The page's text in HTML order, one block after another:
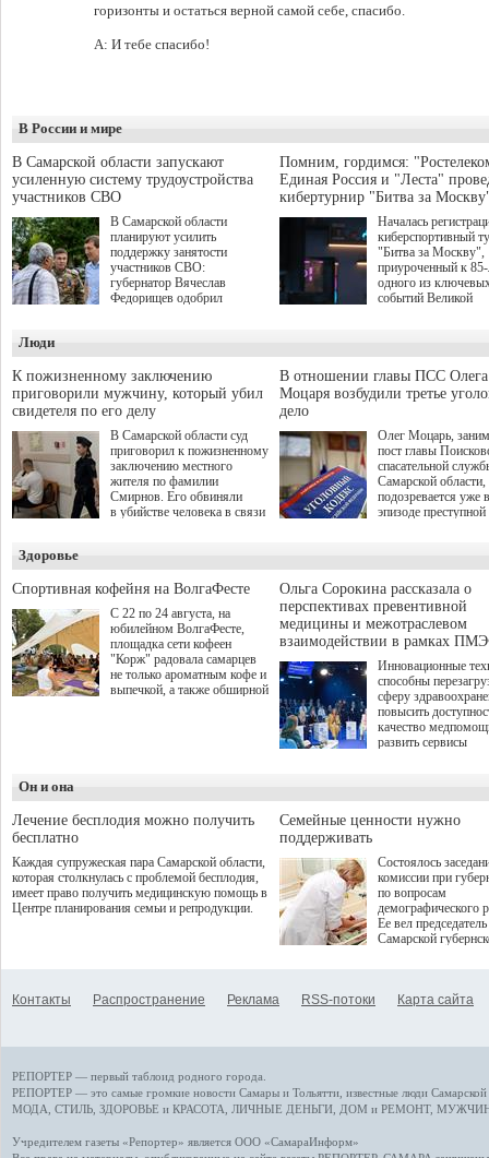
горизонты и остаться верной самой себе, спасибо.
А: И тебе спасибо!
В России и мире
В Самарской области запускают
усиленную систему трудоустройства
участников СВО
В Самарской области
планируют усилить
поддержку занятости
участников СВО:
губернатор Вячеслав
Федорищев одобрил
Живайкина, направленные
на трудоустройство и более
спокойную адаптацию к
мирной жизни.
Помним, гордимся:
Единая Россия и "Леста"
кибертурнир "Битва за
Началась
киберспортивный
"Битва за Москву",
приуроченный к
одного из
событий Великой
игре "Мир танков"
выступили
партия "Единая
игровая студия
Люди
К пожизненному заключению
приговорили мужчину, который убил
свидетеля по его делу
В Самарской области суд
приговорил к пожизненному
заключению местного
жителя по фамилии
Смирнов. Его обвиняли
в убийстве человека в связи
В отношении главы ПСС Олега
Моцаря возбудили третье
дело
Олег Моцарь,
пост главы
спасательной
Самарской области,
подозревается уже
эпизоде преступной
а сам он
Здоровье
Спортивная кофейня на ВолгаФесте
С 22 по 24 августа, на
юбилейном ВолгаФесте,
площадка сети кофеен
"Корж" радовала самарцев
не только ароматным кофе и
выпечкой, а также обширной
Ольга Сорокина рассказала о
перспективах превентивной
медицины и межотраслевом
взаимодействии в рамках
Инновационные
способны
сферу
повысить
качество
развить сервисы
определенными
К ним можно
возникающие при
данными
более динамичного
проникновения
сегмент
отраслевое
рассказала Ольга
ходе сессии
качества жизни" в
ПМЭФ 2025. В
РФ Михаил
Он и она
Лечение бесплодия можно получить
бесплатно
Каждая супружеская пара Самарской области,
которая столкнулась с проблемой бесплодия,
имеет право получить медицинскую помощь в
Центре планирования семьи и репродукции.
Семейные ценности нужно
поддерживать
Состоялось
комиссии при
по вопросам
демографического
Ее вел председатель
Самарской
Контакты Распространение Реклама RSS-потоки Карта сайта
РЕПОРТЕР — первый таблоид родного города.
РЕПОРТЕР — это самые громкие новости Самары и Тольятти, известные люди
МОДА, СТИЛЬ ЗДОРОВЬЕ и КРАСОТА ЛИЧНЫЕ ДЕНЬГИ ДОМ и РЕМОНТ,
Учредителем газеты «Репортер» является ООО «СамараИнформ»